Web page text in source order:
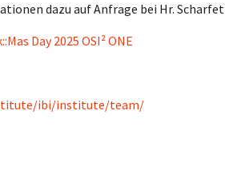
dazu auf Anfrage bei Hr.
Day 2025 OSI² ONE
ibi/institute/team/